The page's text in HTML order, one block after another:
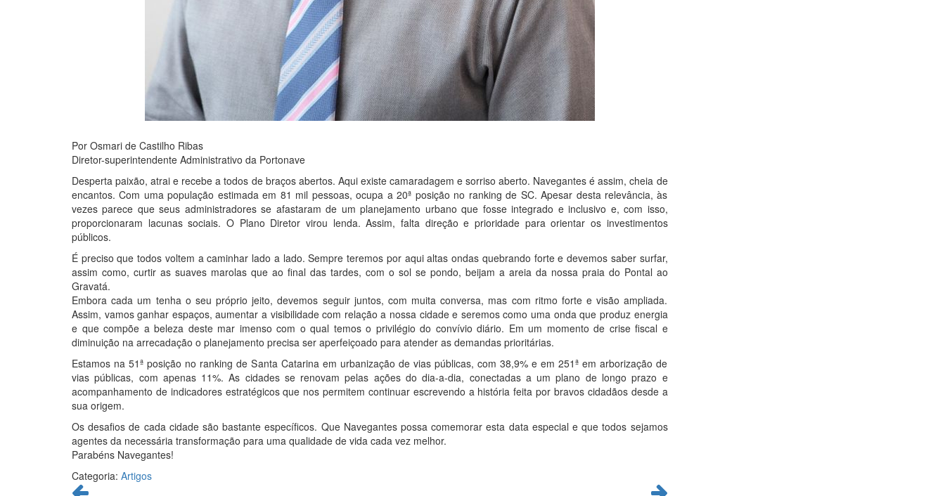
Por Osmari de Castilho Ribas
Diretor-superintendente Administrativo da Portonave
Desperta paixão, atrai e recebe a todos de braços abertos. Aqui existe camaradagem e sorriso aberto. Navegantes é assim, cheia de
encantos. Com uma população estimada em 81 mil pessoas, ocupa a 20ª posição no ranking de SC. Apesar desta relevância, às
vezes parece que seus administradores se afastaram de um planejamento urbano que fosse integrado e inclusivo e, com isso,
proporcionaram lacunas sociais. O Plano Diretor virou lenda. Assim, falta direção e prioridade para orientar os investimentos
públicos.
É preciso que todos voltem a caminhar lado a lado. Sempre teremos por aqui altas ondas quebrando forte e devemos saber surfar,
assim como, curtir as suaves marolas que ao final das tardes, com o sol se pondo, beijam a areia da nossa praia do Pontal ao
Gravatá.
Embora cada um tenha o seu próprio jeito, devemos seguir juntos, com muita conversa, mas com ritmo forte e visão ampliada.
Assim, vamos ganhar espaços, aumentar a visibilidade com relação a nossa cidade e seremos como uma onda que produz energia
e que compõe a beleza deste mar imenso com o qual temos o privilégio do convívio diário. Em um momento de crise fiscal e
diminuição na arrecadação o planejamento precisa ser aperfeiçoado para atender as demandas prioritárias.
Estamos na 51ª posição no ranking de Santa Catarina em urbanização de vias públicas, com 38,9% e em 251ª em arborização de
vias públicas, com apenas 11%. As cidades se renovam pelas ações do dia-a-dia, conectadas a um plano de longo prazo e
acompanhamento de indicadores estratégicos que nos permitem continuar escrevendo a história feita por bravos cidadãos desde a
sua origem.
Os desafios de cada cidade são bastante específicos. Que Navegantes possa comemorar esta data especial e que todos sejamos
agentes da necessária transformação para uma qualidade de vida cada vez melhor.
Parabéns Navegantes!
Categoria: Artigos
Continue